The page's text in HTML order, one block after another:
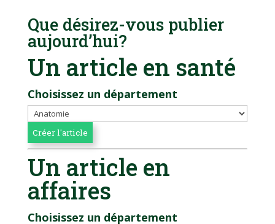
Que désirez-vous publier
aujourd’hui?
Un article en santé
Choisissez un département
Un article en
affaires
Choisissez un département